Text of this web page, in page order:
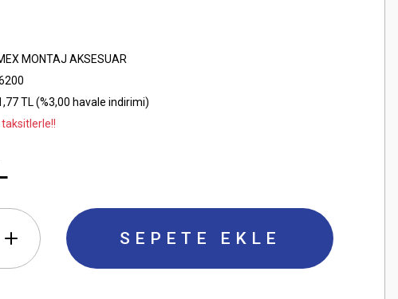
MONTAJ AKSESUAR
TL (%3,00 havale indirimi)
SEPETE EKLE